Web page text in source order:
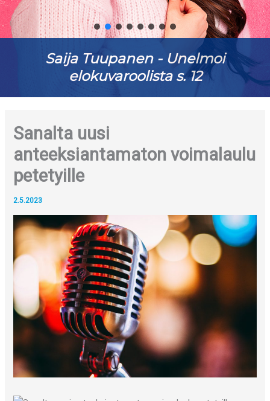
Saija Tuupanen - Unelmoi
elokuvaroolista s. 12
Sanalta uusi
anteeksiantamaton voimalaulu
petetyille
2.5.2023